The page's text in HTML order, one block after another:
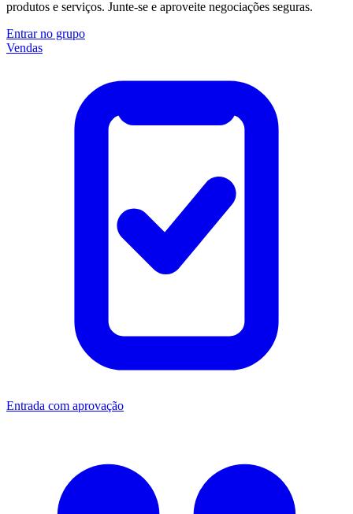
produtos e serviços. Junte-se e aproveite negociações seguras.
Entrar no grupo
Vendas
Entrada com aprovação